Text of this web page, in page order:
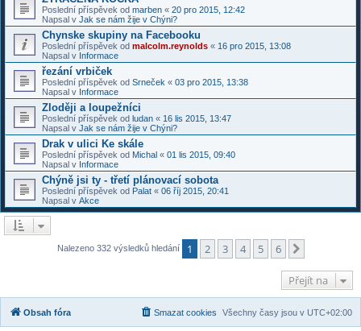
Poslední příspěvek od marben « 20 pro 2015, 12:42
Napsal v Jak se nám žije v Chýni?
Chynske skupiny na Facebooku
Poslední příspěvek od malcolm.reynolds « 16 pro 2015, 13:08
Napsal v Informace
řezání vrbiček
Poslední příspěvek od Srneček « 03 pro 2015, 13:38
Napsal v Informace
Zloději a loupežníci
Poslední příspěvek od ludan « 16 lis 2015, 13:47
Napsal v Jak se nám žije v Chýni?
Drak v ulici Ke skále
Poslední příspěvek od Michal « 01 lis 2015, 09:40
Napsal v Informace
Chýně jsi ty - třetí plánovací sobota
Poslední příspěvek od Palat « 06 říj 2015, 20:41
Napsal v Akce
Nalezeno 332 výsledků hledání 1 2 3 4 5 6
Přejít na
Obsah fóra Všechny časy jsou v UTC+02:00
Smazat cookies